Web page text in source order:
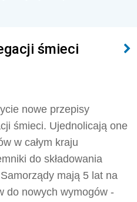
śmieci
nowe przepisy
śmieci. Ujednolicają one
w całym kraju
do składowania
mają 5 lat na
do nowych wymogów -